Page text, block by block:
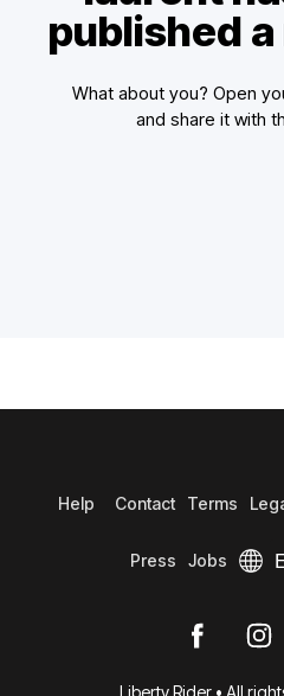
published
What about you? Open
and share it with
Help Contact Terms
Press Jobs